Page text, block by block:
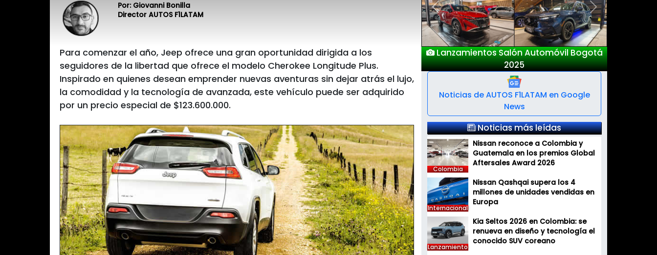
Por: Giovanni Bonilla
Director AUTOS F1LATAM
Para comenzar el año, Jeep ofrece una gran oportunidad dirigida a los
seguidores de la libertad que ofrece el modelo Cherokee Longitude Plus.
Inspirado en quienes desean emprender nuevas aventuras sin dejar atrás el lujo,
la comodidad y la tecnología de avanzada, este vehículo puede ser adquirido
por un precio especial de $123.600.000.
Lanzamientos Salón Automóvil Bogotá
2025
Previous Next
Noticias de AUTOS F1LATAM en Google
News
Noticias más leídas
Colombia
Nissan reconoce a Colombia y
Guatemala en los premios Global
Aftersales Award 2026
Internacional
Nissan Qashqai supera los 4
millones de unidades vendidas en
Europa
Lanzamiento
Kia Seltos 2026 en Colombia: se
renueva en diseño y tecnología el
conocido SUV coreano